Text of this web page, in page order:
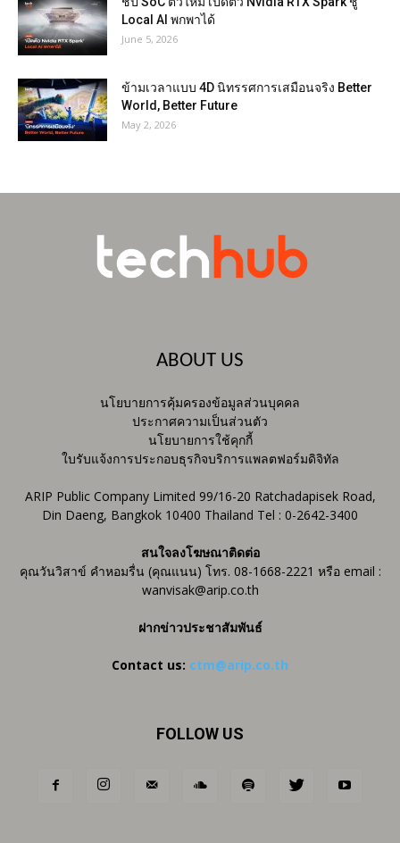
Local AI พกพาได้
June 5, 2026
ข้ามเวลาแบบ 4D นิทรรศการเสมือนจริง Better
World, Better Future
May 2, 2026
ABOUT US
นโยบายการคุ้มครองข้อมูลส่วนบุคคล
ประกาศความเป็นส่วนตัว
นโยบายการใช้คุกกี้
ใบรับแจ้งการประกอบธุรกิจบริการแพลตฟอร์มดิจิทัล
ARIP Public Company Limited 99/16-20 Ratchadapisek Road,
Din Daeng, Bangkok 10400 Thailand Tel : 0-2642-3400
สนใจลงโฆษณาติดต่อ
คุณวันวิสาข์ คำหอมรื่น (คุณแนน) โทร. 08-1668-2221 หรือ email :
wanvisak@arip.co.th
ฝากข่าวประชาสัมพันธ์
Contact us: ctm@arip.co.th
FOLLOW US